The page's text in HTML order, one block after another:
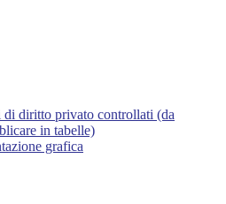
di diritto privato controllati (da
in tabelle)
grafica